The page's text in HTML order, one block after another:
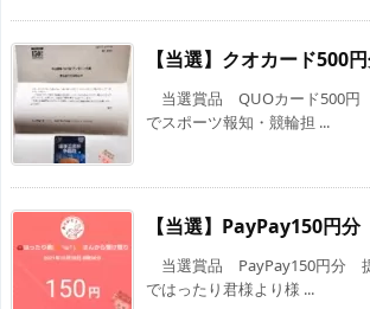
【当選】クオカード500
当選賞品 QUOカード500
でスポーツ報知・競輪担 ...
【当選】PayPay150円分
当選賞品 PayPay150円分
ではったり君様より様 ...